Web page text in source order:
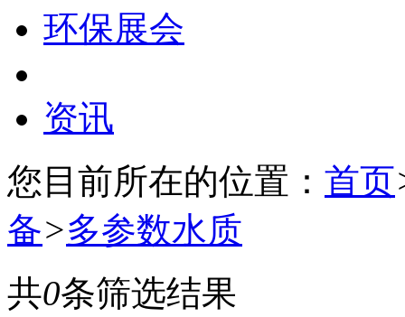
环保展会
资讯
您目前所在的位置： 首页
备>多参数水质
共0条筛选结果